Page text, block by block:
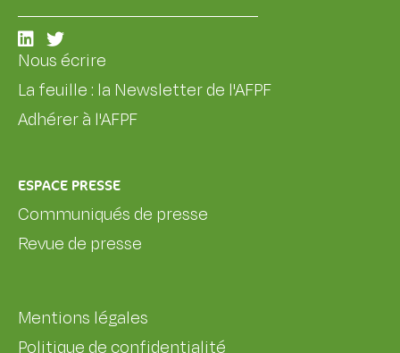
Nous écrire
La feuille : la Newsletter de l'AFPF
Adhérer à l'AFPF
ESPACE PRESSE
Communiqués de presse
Revue de presse
Mentions légales
Politique de confidentialité